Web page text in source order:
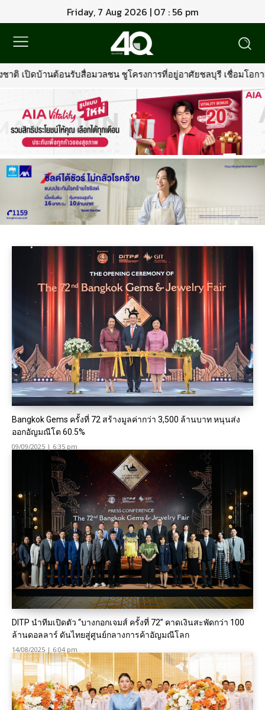
Friday, 7 Aug 2026 | 07 : 56 pm
ดบ้านต้อนรับสื่อมวลชน ชูโครงการที่อยู่อาศัยชลบุรี เชื่อมโอกาสการ
Bangkok Gems ครั้งที่ 72 สร้างมูลค่ากว่า 3,500 ล้านบาท หนุนส่ง
ออกอัญมณีโต 60.5%
09/09/2025 | 6:35 pm
DITP นำทีมเปิดตัว “บางกอกเจมส์ ครั้งที่ 72” คาดเงินสะพัดกว่า 100
ล้านดอลลาร์ ดันไทยสู่ศูนย์กลางการค้าอัญมณีโลก
14/08/2025 | 6:04 pm